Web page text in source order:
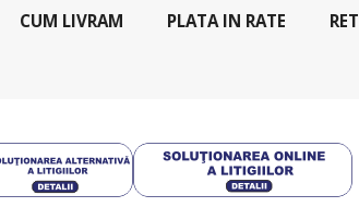
CUM LIVRAM PLATA IN RATE